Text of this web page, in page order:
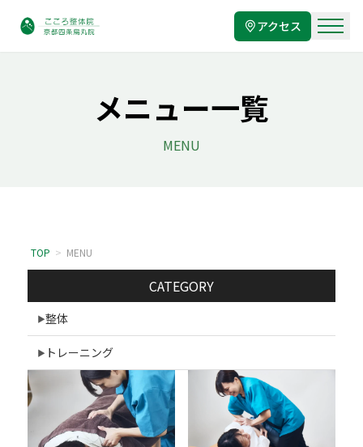
アクセス
メニュー一覧
MENU
TOP > MENU
CATEGORY
整体
トレーニング